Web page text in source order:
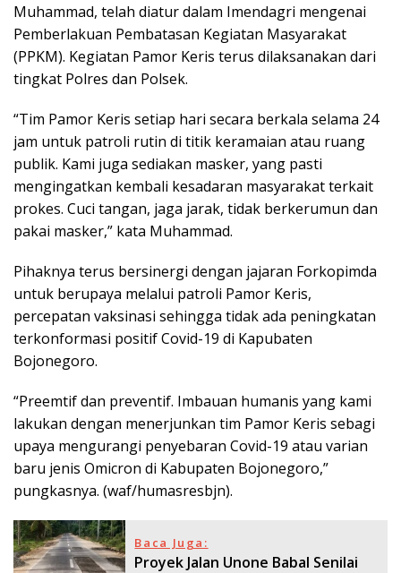
Muhammad, telah diatur dalam Imendagri mengenai
Pemberlakuan Pembatasan Kegiatan Masyarakat
(PPKM). Kegiatan Pamor Keris terus dilaksanakan dari
tingkat Polres dan Polsek.
“Tim Pamor Keris setiap hari secara berkala selama 24
jam untuk patroli rutin di titik keramaian atau ruang
publik. Kami juga sediakan masker, yang pasti
mengingatkan kembali kesadaran masyarakat terkait
prokes. Cuci tangan, jaga jarak, tidak berkerumun dan
pakai masker,” kata Muhammad.
Pihaknya terus bersinergi dengan jajaran Forkopimda
untuk berupaya melalui patroli Pamor Keris,
percepatan vaksinasi sehingga tidak ada peningkatan
terkonformasi positif Covid-19 di Kapubaten
Bojonegoro.
“Preemtif dan preventif. Imbauan humanis yang kami
lakukan dengan menerjunkan tim Pamor Keris sebagi
upaya mengurangi penyebaran Covid-19 atau varian
baru jenis Omicron di Kabupaten Bojonegoro,”
pungkasnya. (waf/humasresbjn).
Baca Juga:
Proyek Jalan Unone Babal Senilai